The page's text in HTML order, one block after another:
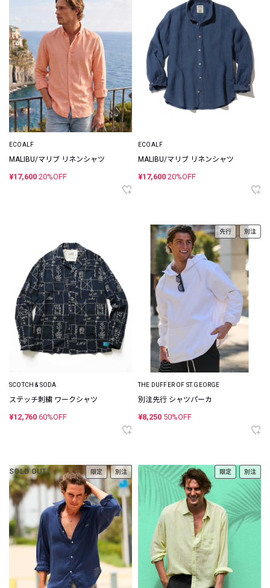
ECOALF
MALIBU/マリブ リネンシャツ
¥17,600 20%OFF
ECOALF
MALIBU/マリブ リネンシャツ
¥17,600 20%OFF
SCOTCH & SODA
ステッチ刺繍 ワークシャツ
¥12,760 60%OFF
先行 別注
THE DUFFER OF ST.GEORGE
別注先行 シャツパーカ
¥8,250 50%OFF
SOLD OUT 限定 別注 限定 別注